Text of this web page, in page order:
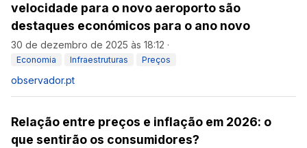
velocidade para o novo aeroporto são
destaques económicos para o ano novo
30 de dezembro de 2025 às 18:12 ·
Economia Infraestruturas Preços
observador.pt
Relação entre preços e inflação em 2026: o
que sentirão os consumidores?